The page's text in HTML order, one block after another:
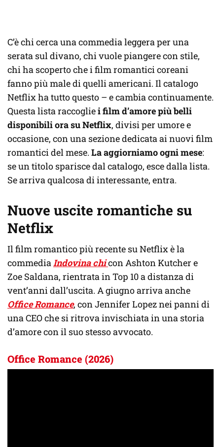
C’è chi cerca una commedia leggera per una
serata sul divano, chi vuole piangere con stile,
chi ha scoperto che i film romantici coreani
fanno più male di quelli americani. Il catalogo
Netflix ha tutto questo – e cambia continuamente.
Questa lista raccogliei film d’amore più belli
disponibili ora su Netflix, divisi per umore e
occasione, con una sezione dedicata ai nuovi film
romantici del mese. La aggiorniamo ogni mese:
se un titolo sparisce dal catalogo, esce dalla lista.
Se arriva qualcosa di interessante, entra.
Nuove uscite romantiche su
Netflix
Il film romantico più recente su Netflix è la
commediaIndovina chicon Ashton Kutcher e
Zoe Saldana, rientrata in Top 10 a distanza di
vent’anni dall’uscita. A giugno arriva anche
Office Romance, con Jennifer Lopez nei panni di
una CEO che si ritrova invischiata in una storia
d’amore con il suo stesso avvocato.
Office Romance (2026)